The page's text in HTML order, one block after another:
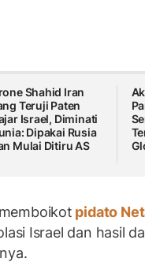
Shahid Iran
Teruji Paten
Israel, Diminati
Dipakai Rusia
Mulai Ditiru AS
pidato
Israel dan hasil